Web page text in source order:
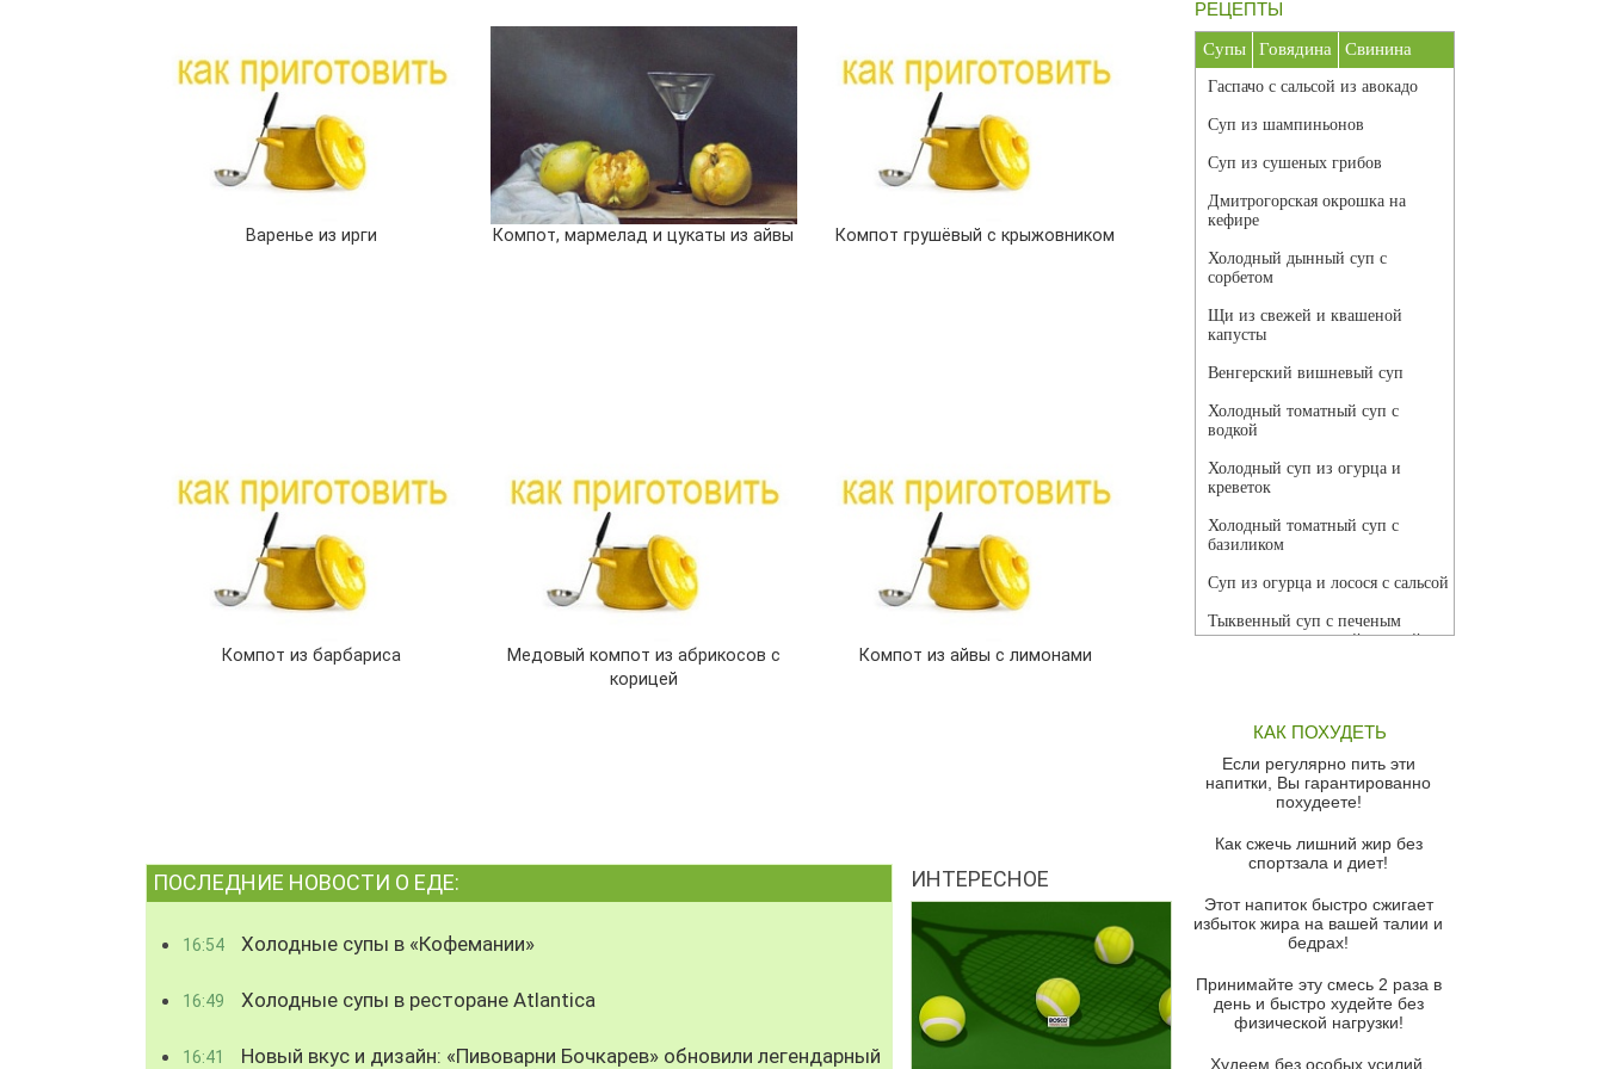
Варенье из ирги Компот, мармелад и цукаты из айвы Компот грушёвый с крыжовником
Компот из барбариса
Медовый компот из абрикосов с
корицей
Компот из айвы с лимонами
ПОСЛЕДНИЕ НОВОСТИ О ЕДЕ:
16:54 Холодные супы в «Кофемании»
16:49 Холодные супы в ресторане Atlantica
16:41
Новый вкус и дизайн: «Пивоварни Бочкарев» обновили легендарный
ИНТЕРЕСНОЕ
РЕЦЕПТЫ
Супы Говядина Свинина
Гаспачо с сальсой из авокадо
Суп из шампиньонов
Суп из сушеных грибов
Дмитрогорская окрошка на
кефире
Холодный дынный суп с
сорбетом
Щи из свежей и квашеной
капусты
Венгерский вишневый суп
Холодный томатный суп с
водкой
Холодный суп из огурца и
креветок
Холодный томатный суп с
базиликом
Суп из огурца и лосося с сальсой
Тыквенный суп с печеным
чесноком и томатной сальсой
красного перца
Парижский луковый суп
Суп из спаржи и горошка с
Суп-крем из цветной капусты
Французский луковый суп
Суп из баклажанов с моцареллой
Грибной крем-суп с кростини с
козьим сыром
Суп мисо с зеленым луком и
КАК ПОХУДЕТЬ
Если регулярно пить эти
напитки, Вы гарантированно
похудеете!
Как сжечь лишний жир без
спортзала и диет!
Этот напиток быстро сжигает
избыток жира на вашей талии и
бедрах!
Принимайте эту смесь 2 раза в
день и быстро худейте без
физической нагрузки!
Худеем без особых усилий,